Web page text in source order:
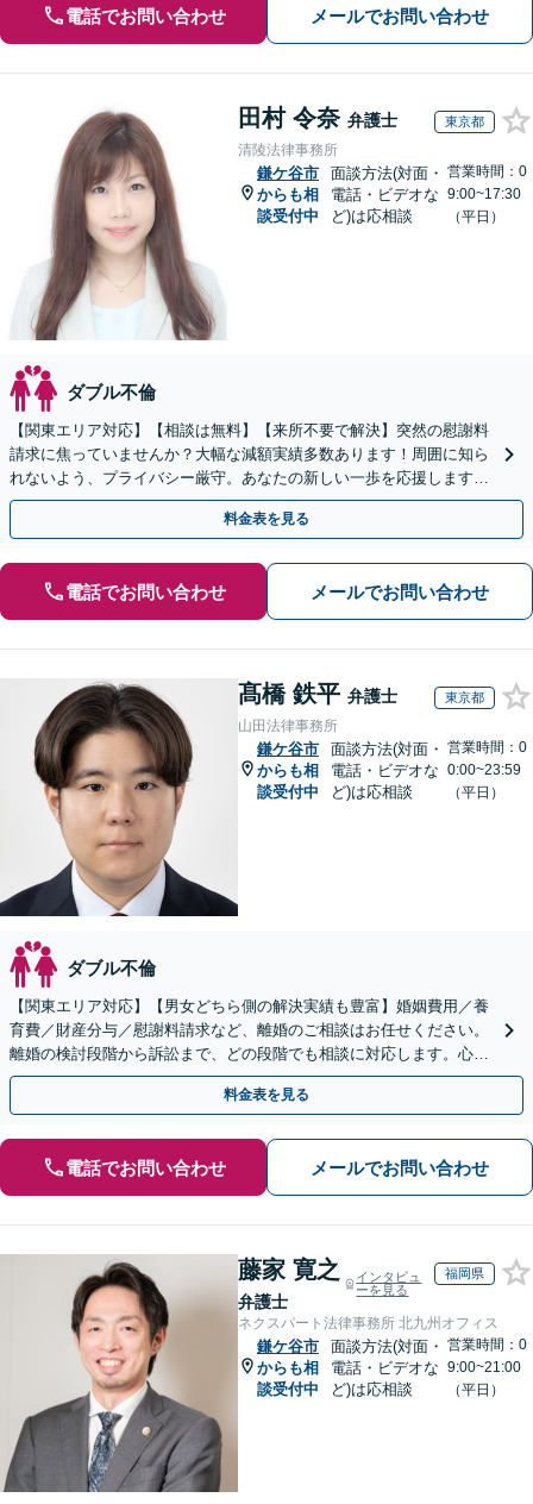
電話でお問い合わせ メールでお問い合わせ
田村 令奈 弁護士 東京都
清陵法律事務所
鎌ケ谷市
からも相
談受付中
面談方法(対面・
電話・ビデオな
ど)は応相談
営業時間：0
9:00~17:30
（平日）
ダブル不倫
【関東エリア対応】【相談は無料】【来所不要で解決】突然の慰謝料
請求に焦っていませんか？大幅な減額実績多数あります！周囲に知ら
れないよう、プライバシー厳守。あなたの新しい一歩を応援しますの
で、まずはご相談ください。
料金表を見る
電話でお問い合わせ メールでお問い合わせ
髙橋 鉄平 弁護士 東京都
山田法律事務所
鎌ケ谷市
からも相
談受付中
面談方法(対面・
電話・ビデオな
ど)は応相談
営業時間：0
0:00~23:59
（平日）
ダブル不倫
【関東エリア対応】【男女どちら側の解決実績も豊富】婚姻費用／養
育費／財産分与／慰謝料請求など、離婚のご相談はお任せください。
離婚の検討段階から訴訟まで、どの段階でも相談に対応します。心情
的な面にも配慮し、納得感の高い解決を目指します。
料金表を見る
電話でお問い合わせ メールでお問い合わせ
藤家 寛之
弁護士
インタビュ
ーを見る
福岡県
ネクスパート法律事務所 北九州オフィス
鎌ケ谷市
からも相
談受付中
面談方法(対面・
電話・ビデオな
ど)は応相談
営業時間：0
9:00~21:00
（平日）